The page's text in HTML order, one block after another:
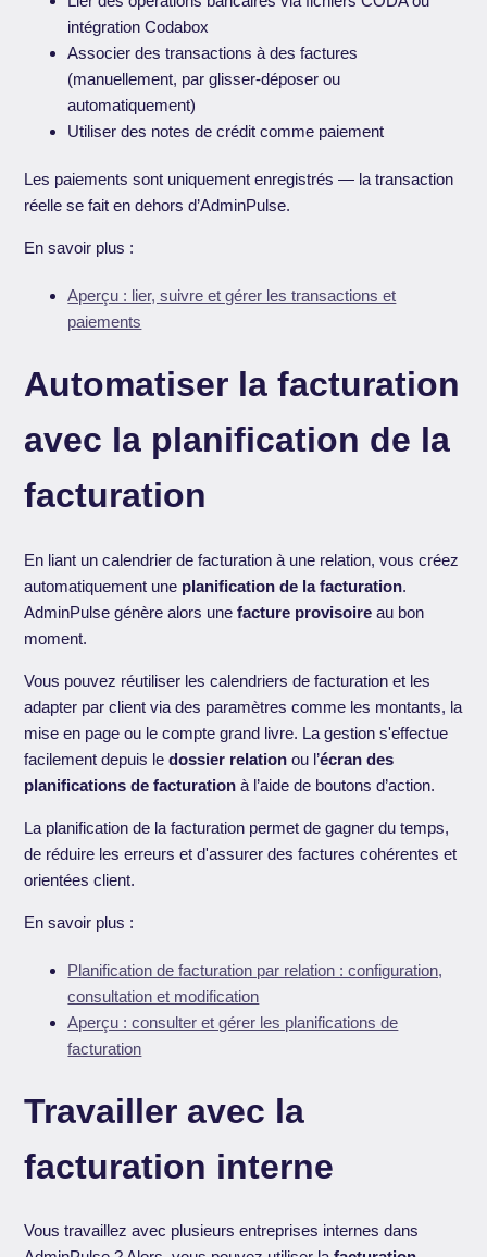
intégration Codabox
Associer des transactions à des factures
(manuellement, par glisser-déposer ou
automatiquement)
Utiliser des notes de crédit comme paiement
Les paiements sont uniquement enregistrés — la transaction
réelle se fait en dehors d’AdminPulse.
En savoir plus :
Aperçu : lier, suivre et gérer les transactions et
paiements
Automatiser la facturation
avec la planification de la
facturation
En liant un calendrier de facturation à une relation, vous créez
automatiquement une planification de la facturation.
AdminPulse génère alors unefacture provisoire au bon
moment.
Vous pouvez réutiliser les calendriers de facturation et les
adapter par client via des paramètres comme les montants, la
mise en page ou le compte grand livre. La gestion s'effectue
facilement depuis ledossier relation ou l’écran des
planifications de facturation à l’aide de boutons d’action.
La planification de la facturation permet de gagner du temps,
de réduire les erreurs et d'assurer des factures cohérentes et
orientées client.
En savoir plus :
Planification de facturation par relation : configuration,
consultation et modification
Aperçu : consulter et gérer les planifications de
facturation
Travailler avec la
facturation interne
Vous travaillez avec plusieurs entreprises internes dans